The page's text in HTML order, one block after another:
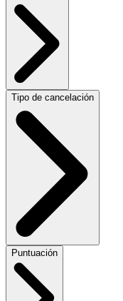
Tipo de cancelación
Puntuación